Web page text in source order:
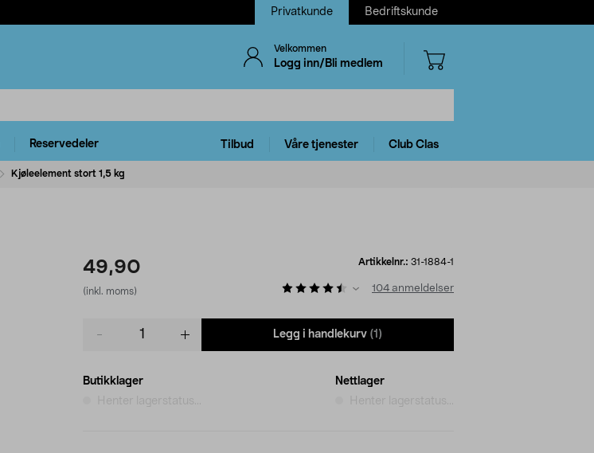
Privatkunde Bedriftskunde
Velkommen
Logg inn/Bli medlem
Reservedeler Tilbud Våre tjenester Club Clas
Kjøleelement stort 1,5 kg
49,90
(inkl. moms)
Artikkelnr.: 31-1884-1
104 anmeldelser
Legg i handlekurv (1)
Butikklager
Henter lagerstatus...
Nettlager
Henter lagerstatus...